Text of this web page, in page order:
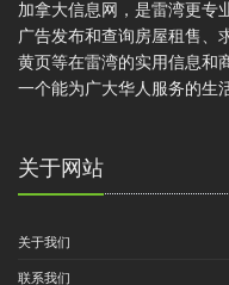
加拿大信息网，是雷湾更专
广告发布和查询房屋租售、
黄页等在雷湾的实用信息和
一个能为广大华人服务的生
关于网站
关于我们
联系我们